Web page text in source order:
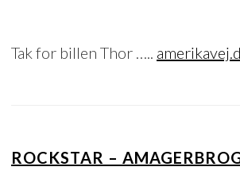
Tak for billen Thor …..
ROCKSTAR –